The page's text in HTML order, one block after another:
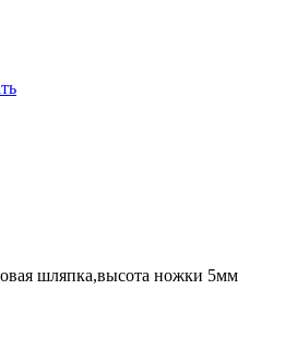
шляпка,высота ножки 5мм